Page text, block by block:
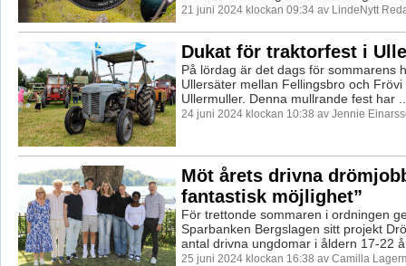
21 juni 2024 klockan 09:34 av LindeNytt
Dukat för traktorfest i
På lördag är det dags för sommarens
Ullersäter mellan Fellingsbro och
Ullermuller. Denna mullrande fest har
24 juni 2024 klockan 10:38 av Jennie
Möt årets drivna
fantastisk möjlighet”
För trettonde sommaren i ordningen
Sparbanken Bergslagen sitt projekt
antal drivna ungdomar i åldern 17-22
25 juni 2024 klockan 16:38 av Camilla